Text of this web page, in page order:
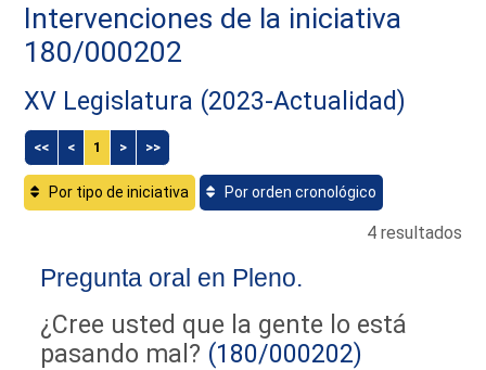
Intervenciones de la iniciativa
180/000202
XV Legislatura (2023-Actualidad)
<< < 1 > >>
Por tipo de iniciativa Por orden cronológico
4 resultados
Pregunta oral en Pleno.
¿Cree usted que la gente lo está
pasando mal? (180/000202)